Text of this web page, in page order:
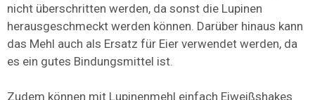
nicht überschritten werden, da sonst die Lupinen
herausgeschmeckt werden können. Darüber hinaus kann
das Mehl auch als Ersatz für Eier verwendet werden, da
es ein gutes Bindungsmittel ist.
Zudem können mit Lupinenmehl einfach Eiweißshakes